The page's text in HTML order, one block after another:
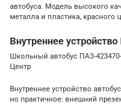
автобуса. Модель высокого
металла и пластика, красного
Внутреннее
Школьный автобус ПАЗ-
Центр
Внутреннее устройство
но практичное: внешний